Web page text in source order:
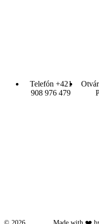
Telefón +421
908 976 479